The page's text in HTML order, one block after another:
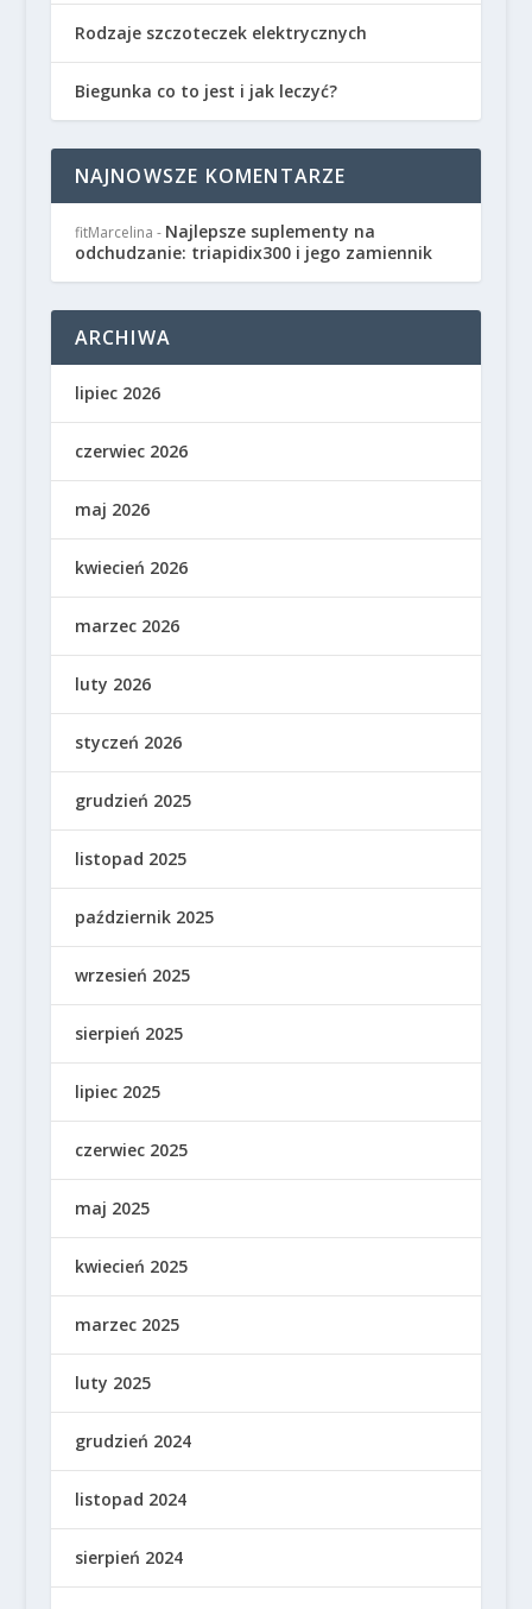
Rodzaje szczoteczek elektrycznych
Biegunka co to jest i jak leczyć?
NAJNOWSZE KOMENTARZE
fitMarcelina - Najlepsze suplementy na
odchudzanie: triapidix300 i jego zamiennik
ARCHIWA
lipiec 2026
czerwiec 2026
maj 2026
kwiecień 2026
marzec 2026
luty 2026
styczeń 2026
grudzień 2025
listopad 2025
październik 2025
wrzesień 2025
sierpień 2025
lipiec 2025
czerwiec 2025
maj 2025
kwiecień 2025
marzec 2025
luty 2025
grudzień 2024
listopad 2024
sierpień 2024